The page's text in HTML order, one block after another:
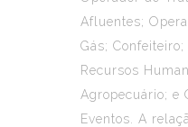
Afluentes;
Gás;
Recursos
Agropecuário; e
Eventos. A